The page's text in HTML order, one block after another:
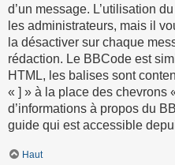
d’un message. L’utilisation
les administrateurs, mais il
la désactiver sur chaque
rédaction. Le BBCode est
HTML, les balises sont
« ] » à la place des chevrons
d’informations à propos du
guide qui est accessible
Haut